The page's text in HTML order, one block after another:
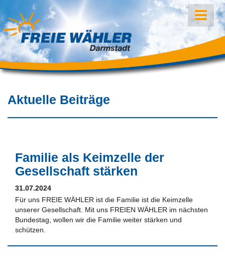
Aktuelle Beiträge
Familie als Keimzelle der
Gesellschaft stärken
31.07.2024
Für uns FREIE WÄHLER ist die Familie ist die Keimzelle
unserer Gesellschaft. Mit uns FREIEN WÄHLER im nächsten
Bundestag, wollen wir die Familie weiter stärken und
schützen.